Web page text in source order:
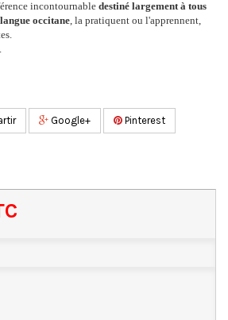
incontournable destiné largement à tous
occitane, la pratiquent ou l'apprennent,
Google+ Pinterest